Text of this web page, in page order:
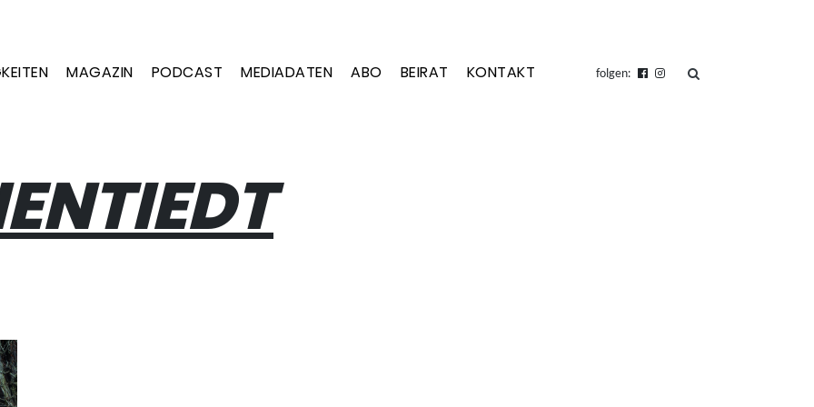
MAGAZIN PODCAST MEDIADATEN ABO BEIRAT KONTAKT folgen: suchen